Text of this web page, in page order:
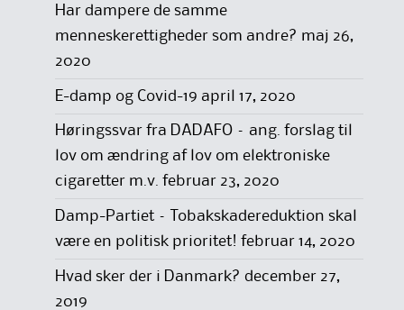
Har dampere de samme
menneskerettigheder som andre? maj 26,
2020
E-damp og Covid-19 april 17, 2020
Høringssvar fra DADAFO – ang. forslag til
lov om ændring af lov om elektroniske
cigaretter m.v. februar 23, 2020
Damp-Partiet – Tobakskadereduktion skal
være en politisk prioritet! februar 14, 2020
Hvad sker der i Danmark? december 27,
2019